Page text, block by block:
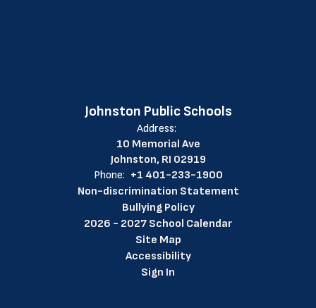
Johnston Public Schools
Address:
10 Memorial Ave
Johnston, RI 02919
Phone: +1 401-233-1900
Non-discrimination Statement
Bullying Policy
2026 - 2027 School Calendar
Site Map
Accessibility
Sign In